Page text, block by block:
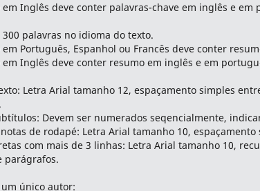
em Inglês deve conter palavras-chave em inglês e em
300 palavras no idioma do texto.
em Português, Espanhol ou Francês deve conter
em Inglês deve conter resumo em inglês e em
Letra Arial tamanho 12, espaçamento simples
Devem ser numerados seqencialmente,
notas de rodapé: Letra Arial tamanho 10,
com mais de 3 linhas: Letra Arial tamanho 10,
parágrafos.
um único autor: